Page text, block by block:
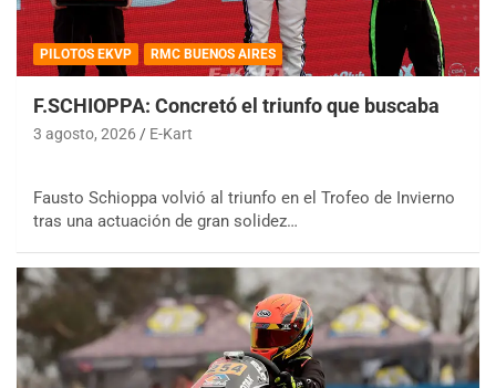
PILOTOS EKVP RMC BUENOS AIRES
F.SCHIOPPA: Concretó el triunfo que buscaba
3 agosto, 2026 E-Kart
Fausto Schioppa volvió al triunfo en el Trofeo de Invierno
tras una actuación de gran solidez…